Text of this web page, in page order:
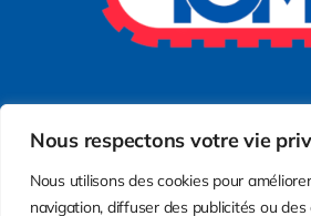
Nous respectons votre vie
Nous utilisons des cookies pour
navigation, diffuser des publicités ou